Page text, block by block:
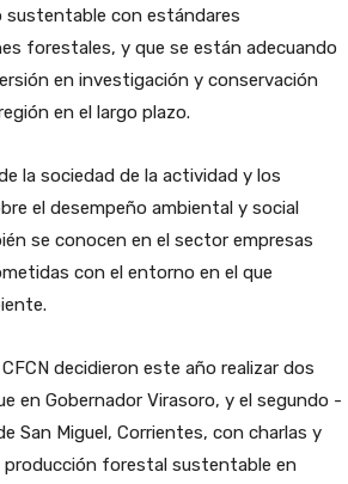
con estándares
forestales, y que se están adecuando
en investigación y conservación
en el largo plazo.
la sociedad de la actividad y los
el desempeño ambiental y social
se conocen en el sector empresas
con el entorno en el que
decidieron este año realizar dos
en Gobernador Virasoro, y el segundo -
San Miguel, Corrientes, con charlas y
producción forestal sustentable en